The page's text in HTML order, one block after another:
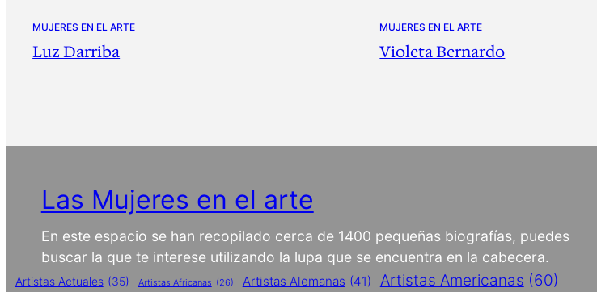
MUJERES EN EL ARTE
Luz Darriba
MUJERES EN EL ARTE
Violeta Bernardo
Las Mujeres en el arte
En este espacio se han recopilado cerca de 1400 pequeñas biografías, puedes
buscar la que te interese utilizando la lupa que se encuentra en la cabecera.
Artistas Actuales (35) Artistas Africanas (26) Artistas Alemanas (41) Artistas Americanas (60)